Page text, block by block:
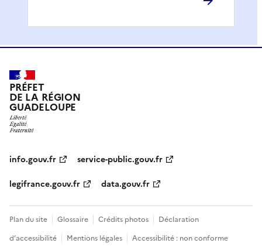
PRÉFET
DE LA RÉGION
GUADELOUPE
info.gouv.fr
service-public.gouv.fr
legifrance.gouv.fr
data.gouv.fr
Plan du site Glossaire Crédits photos
Déclaration
d’accessibilité
Mentions légales Accessibilité : non conforme